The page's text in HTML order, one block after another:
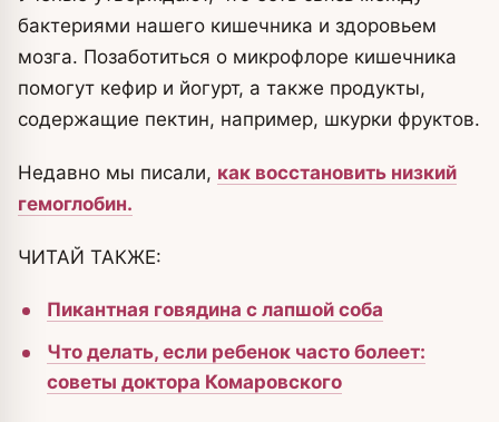
бактериями нашего кишечника и здоровьем
мозга. Позаботиться о микрофлоре кишечника
помогут кефир и йогурт, а также продукты,
содержащие пектин, например, шкурки фруктов.
Недавно мы писали, как восстановить низкий
гемоглобин.
ЧИТАЙ ТАКЖЕ:
Пикантная говядина с лапшой соба
Что делать, если ребенок часто болеет:
советы доктора Комаровского